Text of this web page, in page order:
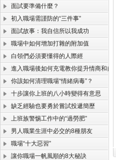
面試要準備什麼？
初入職場需謹防的“三件事”
面試故事：我自信所以我成功
職場中如何增加打雜的附加值
白領們必須要懂得的人際經
進入職場後如何充電教你提升情商和自
你該如何清理職場“情緒病毒”？
十步讓你上班的八小時變得有意思
缺乏經驗也要勇於嘗試投遞簡歷
上班族警惕工作中的“過勞肥”
男人職業生涯中必交的8種朋友
職場“十大惡習”
讓你職場一帆風順的8大秘訣